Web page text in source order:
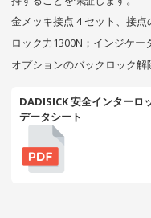
金メッキ接点 4 セット、接点
ロック力1300N；インジケー
オプションのバックロック解
DADISICK 安全インターロ
データシート